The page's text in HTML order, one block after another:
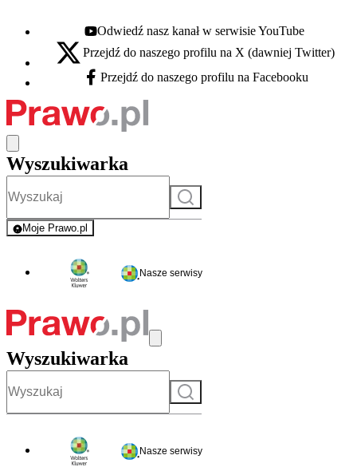
Youtube - otwiera się w nowej karcie
Odwiedź nasz kanał w serwisie YouTube
X - otwiera się w nowej karcie
Przejdź do naszego profilu na X (dawniej Twitter)
Facebook - otwiera się w nowej karcie
Przejdź do naszego profilu na Facebooku
Wyszukiwarka
Szukaj
Moje Prawo.pl
- rejestracja i logowanie do serwisu
Nasze serwisy
Wyszukiwarka
Szukaj
Nasze serwisy